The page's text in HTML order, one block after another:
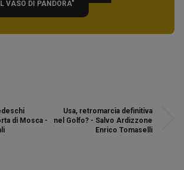
VASO DI PANDORA"
di Mosca -
Usa, retromarcia definitiva
nel Golfo? - Salvo Ardizzone
Enrico Tomaselli